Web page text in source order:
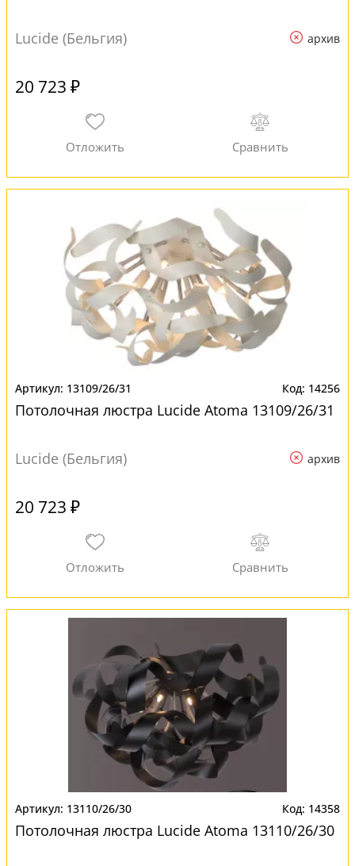
Lucide (Бельгия) архив
20 723 ₽
13109/26/31 14256
Потолочная люстра Lucide Atoma 13109/26/31
Lucide (Бельгия) архив
20 723 ₽
13110/26/30 14358
Потолочная люстра Lucide Atoma 13110/26/30